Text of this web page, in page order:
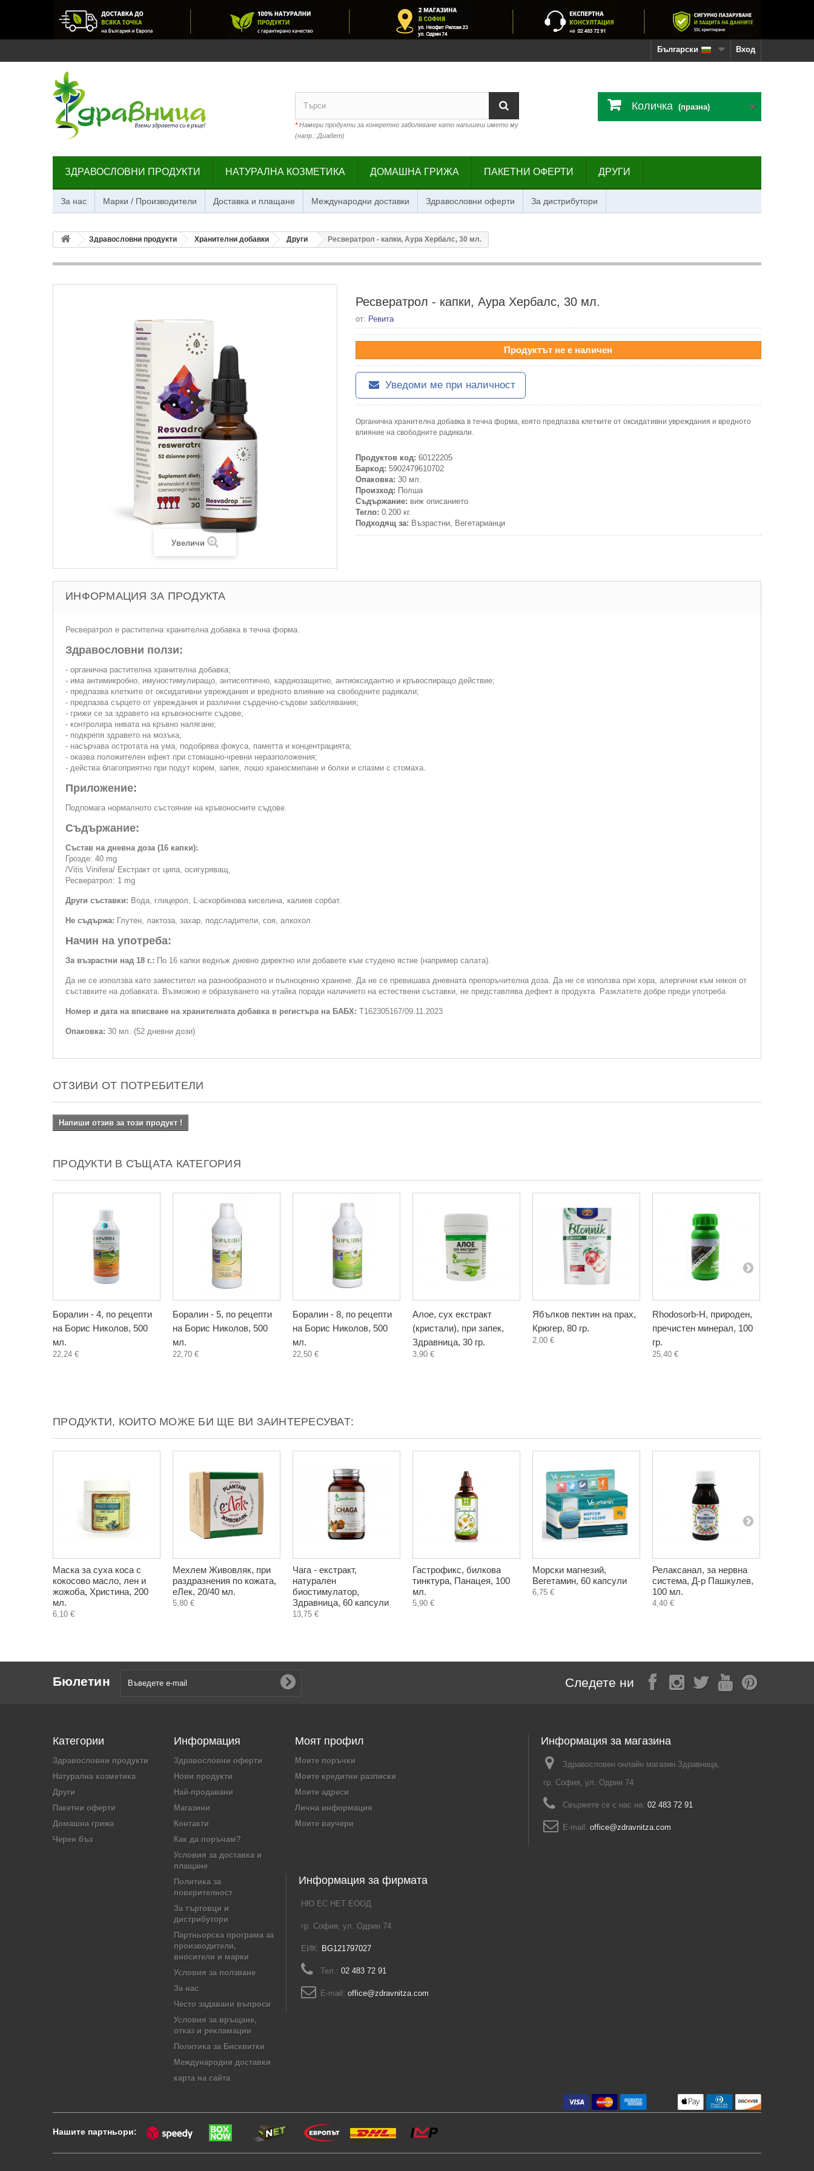
Вход
Български
*Намери продукти за конкретно заболяване като напишеш името му
(напр.: Диабет)
Количка (празна)
ЗДРАВОСЛОВНИ ПРОДУКТИ НАТУРАЛНА КОЗМЕТИКА ДОМАШНА ГРИЖА ПАКЕТНИ ОФЕРТИ ДРУГИ
За нас Марки / Производители Доставка и плащане Международни доставки Здравословни оферти За дистрибутори
Здравословни продукти Хранителни добавки Други Ресвератрол - капки, Аура Хербалс, 30 мл.
Увеличи
Ресвератрол - капки, Аура Хербалс, 30 мл.
от: Ревита
Продуктът не е наличен
Уведоми ме при наличност
Органична хранителна добавка в течна форма, която предпазва клетките от оксидативни увреждания и вредното
влияние на свободните радикали.
Продуктов код: 60122205
Баркод: 5902479610702
Опаковка: 30 мл.
Произход: Полша
Съдържание: виж описанието
Тегло: 0.200 кг.
Подходящ за: Възрастни, Вегетарианци
ИНФОРМАЦИЯ ЗА ПРОДУКТА
Ресвератрол е растителна хранителна добавка в течна форма.
Здравословни ползи:
- органична растителна хранителна добавка;
- има антимикробно, имуностимулиращо, антисептично, кардиозащитно, антиоксидантно и кръвоспиращо действие;
- предпазва клетките от оксидативни увреждания и вредното влияние на свободните радикали;
- предпазва сърцето от увреждания и различни сърдечно-съдови заболявания;
- грижи се за здравето на кръвоносните съдове;
- контролира нивата на кръвно налягане;
- подкрепя здравето на мозъка;
- насърчава остротата на ума, подобрява фокуса, паметта и концентрацията;
- оказва положителен ефект при стомашно-чревни неразположения;
- действа благоприятно при подут корем, запек, лошо храносмилане и болки и спазми с стомаха.
Приложение:
Подпомага нормалното състояние на кръвоносните съдове.
Съдържание:
Състав на дневна доза (16 капки):
Грозде: 40 mg
/Vitis Vinifera/ Екстракт от ципа, осигуряващ,
Ресвератрол: 1 mg
Други съставки: Вода, глицерол, L-аскорбинова киселина, калиев сорбат.
Не съдържа: Глутен, лактоза, захар, подсладители, соя, алкохол.
Начин на употреба:
За възрастни над 18 г.: По 16 капки веднъж дневно директно или добавете към студено ястие (например салата).
Да не се използва като заместител на разнообразното и пълноценно хранене. Да не се превишава дневната препоръчителна доза. Да не се използва при хора, алергични към някоя от
съставките на добавката. Възможно е образуването на утайка поради наличието на естествени съставки, не представлява дефект в продукта. Разклатете добре преди употреба
Номер и дата на вписване на хранителната добавка в регистъра на БАБХ: T162305167/09.11.2023
Опаковка: 30 мл. (52 дневни дози)
ОТЗИВИ ОТ ПОТРЕБИТЕЛИ
Напиши отзив за този продукт !
ПРОДУКТИ В СЪЩАТА КАТЕГОРИЯ
Боралин - 4, по рецепти
на Борис Николов, 500
мл.
22,24 €
Боралин - 5, по рецепти
на Борис Николов, 500
мл.
22,70 €
Боралин - 8, по рецепти
на Борис Николов, 500
мл.
22,50 €
Алое, сух екстракт
(кристали), при запек,
Здравница, 30 гр.
3,90 €
Ябълков пектин на прах,
Крюгер, 80 гр.
2,00 €
Rhodosorb-H, природен,
пречистен минерал, 100
гр.
25,40 €
ПРОДУКТИ, КОИТО МОЖЕ БИ ЩЕ ВИ ЗАИНТЕРЕСУВАТ:
Маска за суха коса с
кокосово масло, лен и
жожоба, Христина, 200
мл.
6,10 €
Мехлем Живовляк, при
раздразнения по кожата,
еЛек, 20/40 мл.
5,80 €
Чага - екстракт,
натурален
биостимулатор,
Здравница, 60 капсули
13,75 €
Гастрофикс, билкова
тинктура, Панацея, 100
мл.
5,90 €
Морски магнезий,
Вегетамин, 60 капсули
6,75 €
Релаксанал, за нервна
система, Д-р Пашкулев,
100 мл.
4,40 €
Бюлетин Следете ни
Категории
Здравословни продукти
Натурална козметика
Други
Пакетни оферти
Домашна грижа
Черен бъз
Информация
Здравословни оферти
Нови продукти
Най-продавани
Магазини
Контакти
Как да поръчам?
Условия за доставка и
плащане
Политика за
поверителност
За търговци и
дистрибутори
Партньорска програма за
производители,
вносители и марки
Условия за ползване
За нас
Често задавани въпроси
Условия за връщане,
отказ и рекламации
Политика за Бисквитки
Международни доставки
карта на сайта
Моят профил
Моите поръчки
Моите кредитни разписки
Моите адреси
Лична информация
Моите ваучери
Информация за магазина
Здравословен онлайн магазин Здравница,
гр. София, ул. Одрин 74
Свържете се с нас на: 02 483 72 91
E-mail: office@zdravnitza.com
Информация за фирмата
НЮ ЕС НЕТ ЕООД
гр. София, ул. Одрин 74
ЕИК: BG121797027
Тел.: 02 483 72 91
E-mail: office@zdravnitza.com
Нашите партньори: